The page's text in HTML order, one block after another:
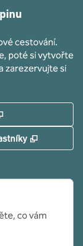
cestování.
poté si vytvořte
zarezervujte si
,
,
co vám